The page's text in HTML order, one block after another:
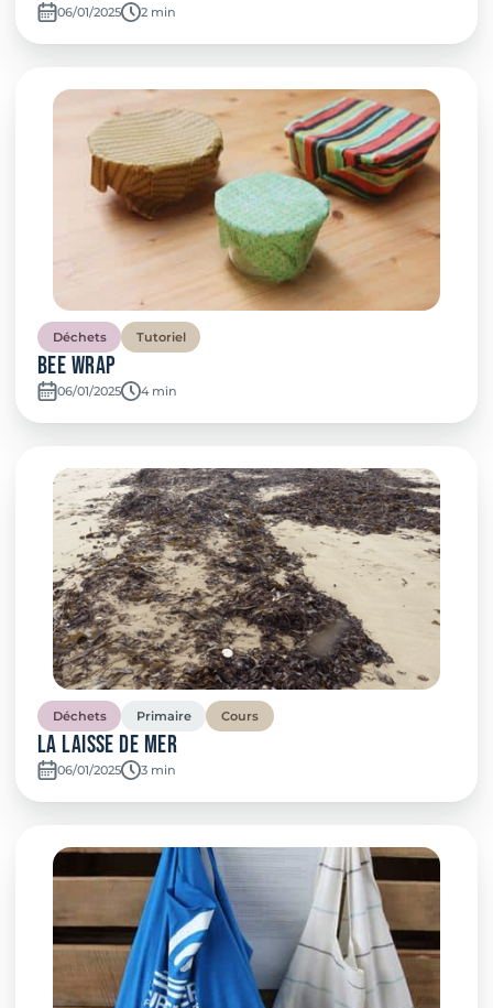
06/01/2025 Temps de lecture:
2 min
Déchets Tutoriel
Bee Wrap
06/01/2025 Temps de lecture:
4 min
Déchets Primaire Cours
La Laisse de Mer
06/01/2025 Temps de lecture:
3 min